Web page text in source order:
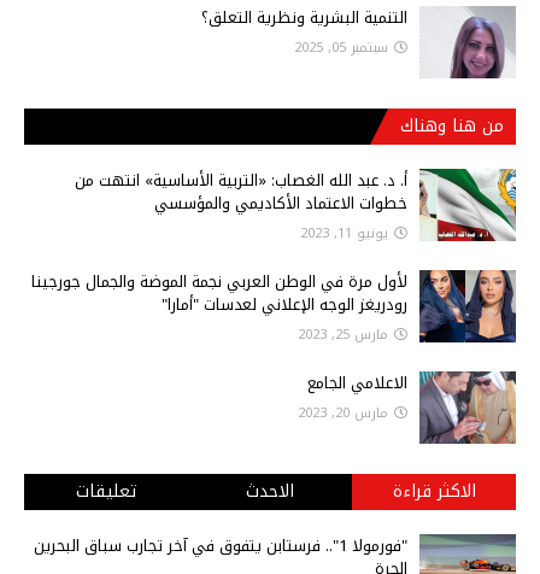
التنمية البشرية ونظرية التعلق؟
سبتمبر 05, 2025
من هنا وهناك
أ‌. د. عبد الله الغصاب: «التربية الأساسية» انتهت من
خطوات الاعتماد الأكاديمي والمؤسسي
يونيو 11, 2023
لأول مرة في الوطن العربي نجمة الموضة والجمال جورجينا
رودريغز الوجه الإعلاني لعدسات "أمارا"
مارس 25, 2023
الاعلامي الجامع
مارس 20, 2023
الاكثر قراءة الاحدث تعليقات
"فورمولا 1".. فرستابن يتفوق في آخر تجارب سباق البحرين
الحرة